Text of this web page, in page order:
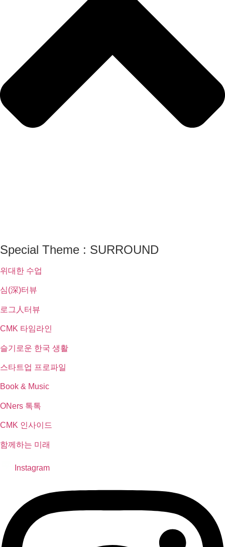
Special Theme : SURROUND
위대한 수업
심(深)터뷰
로그人터뷰
CMK 타임라인
슬기로운 한국 생활
스타트업 프로파일
Book & Music
ONers 톡톡
CMK 인사이드
함께하는 미래
Instagram